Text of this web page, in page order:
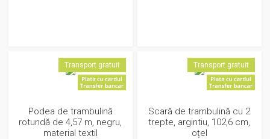
Transport gratuit
Podea de trambulină
rotundă de 4,57 m, negru,
material textil
Transport gratuit
Scară de trambulină cu 2
trepte, argintiu, 102,6 cm,
oțel